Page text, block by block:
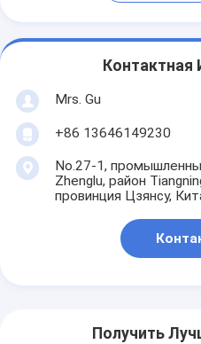
Mrs. Gu
+86 13646149230
No.27-1,
Zhenglu, район
провинция Цзянсу,
Получить